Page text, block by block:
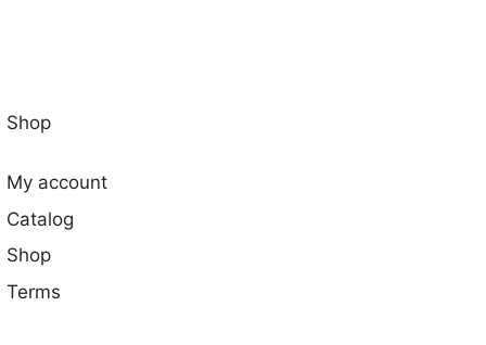
Shop
My account
Catalog
Shop
Terms